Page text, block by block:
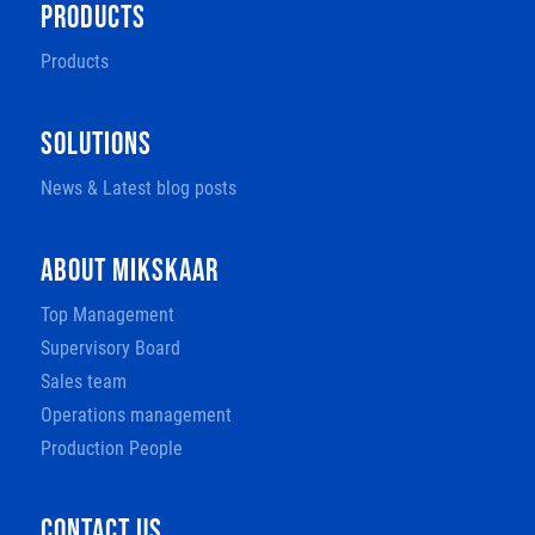
PRODUCTS
Products
SOLUTIONS
News & Latest blog posts
ABOUT MIKSKAAR
Top Management
Supervisory Board
Sales team
Operations management
Production People